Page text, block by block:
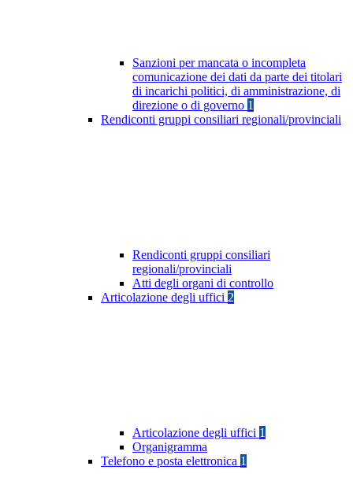
Sanzioni per mancata o incompleta
comunicazione dei dati da parte dei titolari
di incarichi politici, di amministrazione, di
direzione o di governo 1
Rendiconti gruppi consiliari regionali/provinciali
Rendiconti gruppi consiliari
regionali/provinciali
Atti degli organi di controllo
Articolazione degli uffici 2
Articolazione degli uffici 1
Organigramma
Telefono e posta elettronica 1